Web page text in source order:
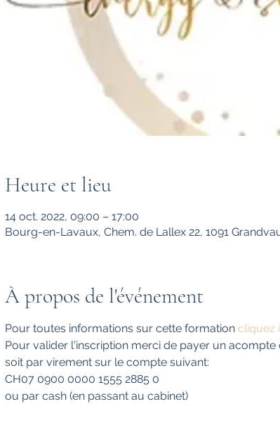
Acompte
Heure et lieu
14 oct. 2022, 09:00 – 17:00
Bourg-en-Lavaux, Chem. de Lallex 22, 1091
À propos de l'événement
Pour toutes informations sur cette formation cliquez
Pour valider l'inscription merci de payer un
soit par virement sur le compte suivant:
CH07 0900 0000 1555 2885 0
ou par cash (en passant au cabinet)